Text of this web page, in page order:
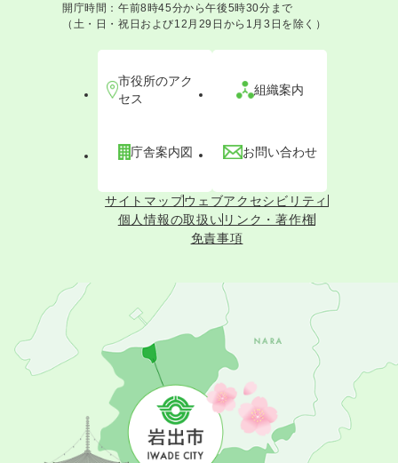
開庁時間：午前8時45分から午後5時30分まで
（土・日・祝日および12月29日から1月3日を除く）
市役所のアク
セス
組織案内
庁舎案内図 お問い合わせ
サイトマップウェブアクセシビリティ
個人情報の取扱い リンク・著作権
免責事項